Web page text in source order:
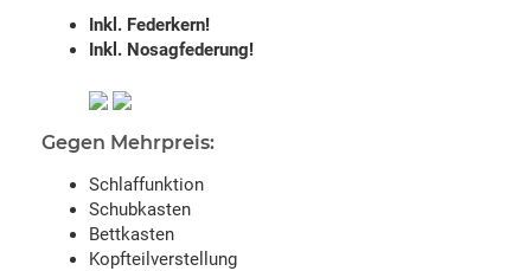
Inkl. Federkern!
Inkl. Nosagfederung!
Gegen Mehrpreis:
Schlaffunktion
Schubkasten
Bettkasten
Kopfteilverstellung